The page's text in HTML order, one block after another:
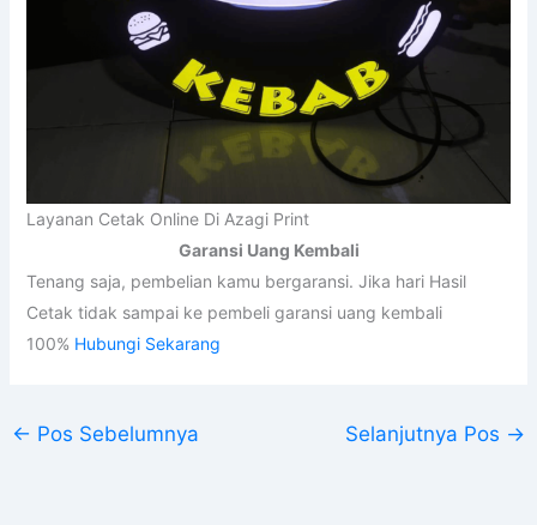
Layanan Cetak Online Di Azagi Print
Garansi Uang Kembali
Tenang saja, pembelian kamu bergaransi. Jika hari Hasil
Cetak tidak sampai ke pembeli garansi uang kembali
100% Hubungi Sekarang
← Pos Sebelumnya Selanjutnya Pos →